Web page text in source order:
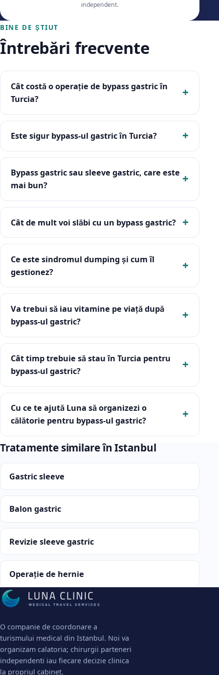
independent.
BINE DE ȘTIUT
Întrebări frecvente
Cât costă o operație de bypass gastric în
Turcia?
Este sigur bypass-ul gastric în Turcia?
Bypass gastric sau sleeve gastric, care este
mai bun?
Cât de mult voi slăbi cu un bypass gastric?
Ce este sindromul dumping și cum îl
gestionez?
Va trebui să iau vitamine pe viață după
bypass-ul gastric?
Cât timp trebuie să stau în Turcia pentru
bypass-ul gastric?
Cu ce te ajută Luna să organizezi o
călătorie pentru bypass-ul gastric?
Tratamente similare în Istanbul
Gastric sleeve
Balon gastric
Revizie sleeve gastric
Operație de hernie
MEDICAL TRAVEL SERVICES
O companie de coordonare a
turismului medical din Istanbul. Noi va
organizam calatoria; chirurgii parteneri
independenti iau fiecare decizie clinica
la propriul cabinet.